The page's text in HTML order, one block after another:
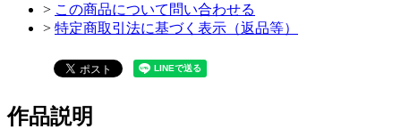
> この商品について問い合わせる
> 特定商取引法に基づく表示（返品等）
作品説明